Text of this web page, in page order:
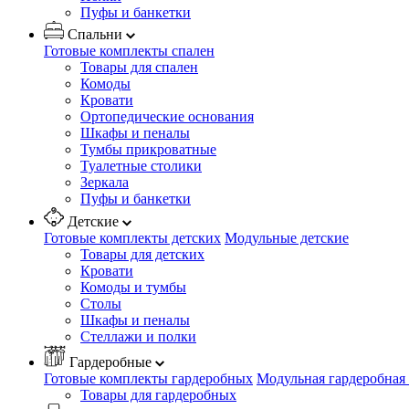
Пуфы и банкетки
Спальни
Готовые комплекты спален
Товары для спален
Комоды
Кровати
Ортопедические основания
Шкафы и пеналы
Тумбы прикроватные
Туалетные столики
Зеркала
Пуфы и банкетки
Детские
Готовые комплекты детских Модульные детские
Товары для детских
Кровати
Комоды и тумбы
Столы
Шкафы и пеналы
Стеллажи и полки
Гардеробные
Готовые комплекты гардеробных Модульная
Товары для гардеробных